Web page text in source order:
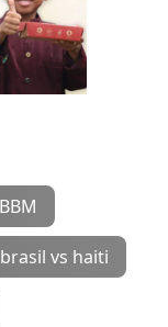
BBM
brasil vs haiti